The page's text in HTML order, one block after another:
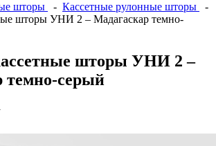
шторы - Кассетные рулонные шторы
-
шторы УНИ 2 – Мадагаскар темно-
шторы УНИ 2 –
темно-серый